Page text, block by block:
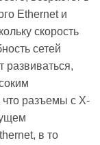
Ethernet и
скорость
сетей
развиваться,
что разъемы с X-
в то